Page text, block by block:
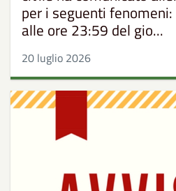
per i seguenti
alle ore 23:59 del gio...
20 luglio 2026